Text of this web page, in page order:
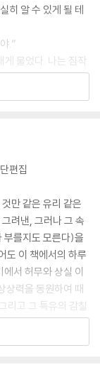
히 알 수 있게 될 테
.”
물었다. 나는 짐작
소리로 내게 말했다.
사체처럼 감각을 상
내 몸은 저 세계의
있는, 본 적도 들은
리되고 마는 것이다.
아무리 사방을 둘러
오히려, 너무도 변화
는 그녀의 취향, 그
. 하지만 그는 자신
편집
만 같은 유리 같은
려낸, 그러나 그 속
부를지도 모른다)을
도 이 책에서의 하루
서 허무와 상실 이
상력을 동원하여 때
리고 그 특유의 감칠
자 하는 대상에 대